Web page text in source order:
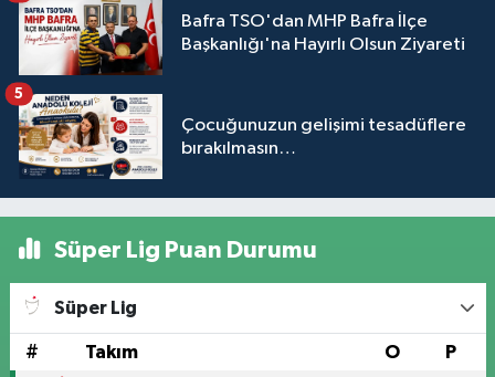
Bafra TSO'dan MHP Bafra İlçe
Başkanlığı'na Hayırlı Olsun Ziyareti
Çocuğunuzun gelişimi tesadüflere
bırakılmasın…
5
Süper Lig Puan Durumu
Süper Lig
# Takım O P